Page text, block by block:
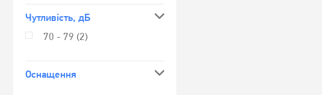
Чутливість, дБ
70 - 79 (2)
Оснащення